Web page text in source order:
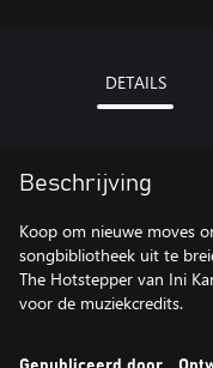
DETAILS
Beschrijving
Koop om nieuwe moves
songbibliotheek uit te
The Hotstepper van Ini
voor de muziekcredits.